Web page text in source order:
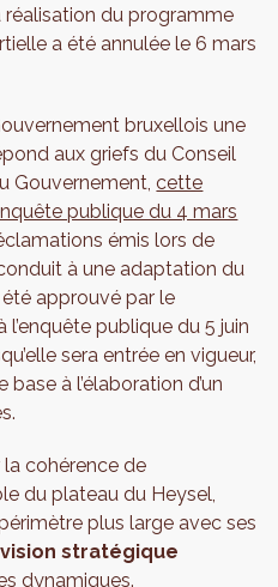
réalisation du programme
a été annulée le 6 mars
bruxellois une
aux griefs du Conseil
Gouvernement,cette
publique du 4 mars
émis lors de
à une adaptation du
approuvé par le
publique du 5 juin
sera entrée en vigueur,
à l’élaboration d’un
la cohérence de
du plateau du Heysel,
plus large avec ses
vision stratégique
dynamiques.